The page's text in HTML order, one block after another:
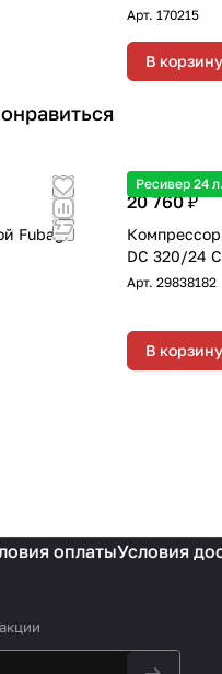
диаметр
Арт.170215
В корзину
Fubag
Ресивер 24 л.
20 760 ₽
DC 320/24
Арт.29838182
В корзину
оплатыУсловия